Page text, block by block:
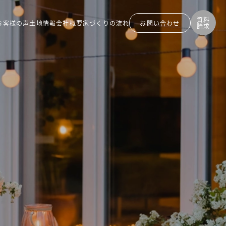
客様の声土地情報会社概要家づくりの流れ お問い合わせ 資料
請求